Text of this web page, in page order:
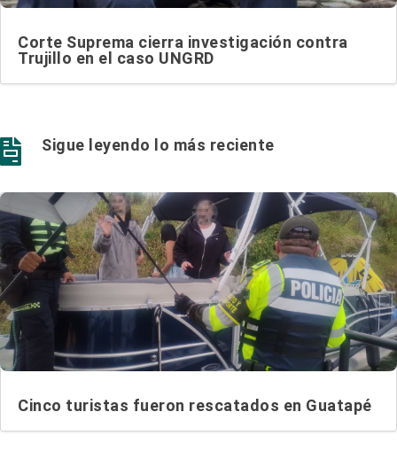
Corte Suprema cierra investigación contra
Trujillo en el caso UNGRD
 Sigue leyendo lo más reciente
Cinco turistas fueron rescatados en Guatapé